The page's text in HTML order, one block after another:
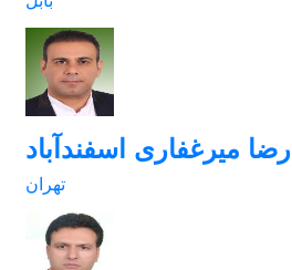
رضا میرغفاری اسفندآباد
تهران